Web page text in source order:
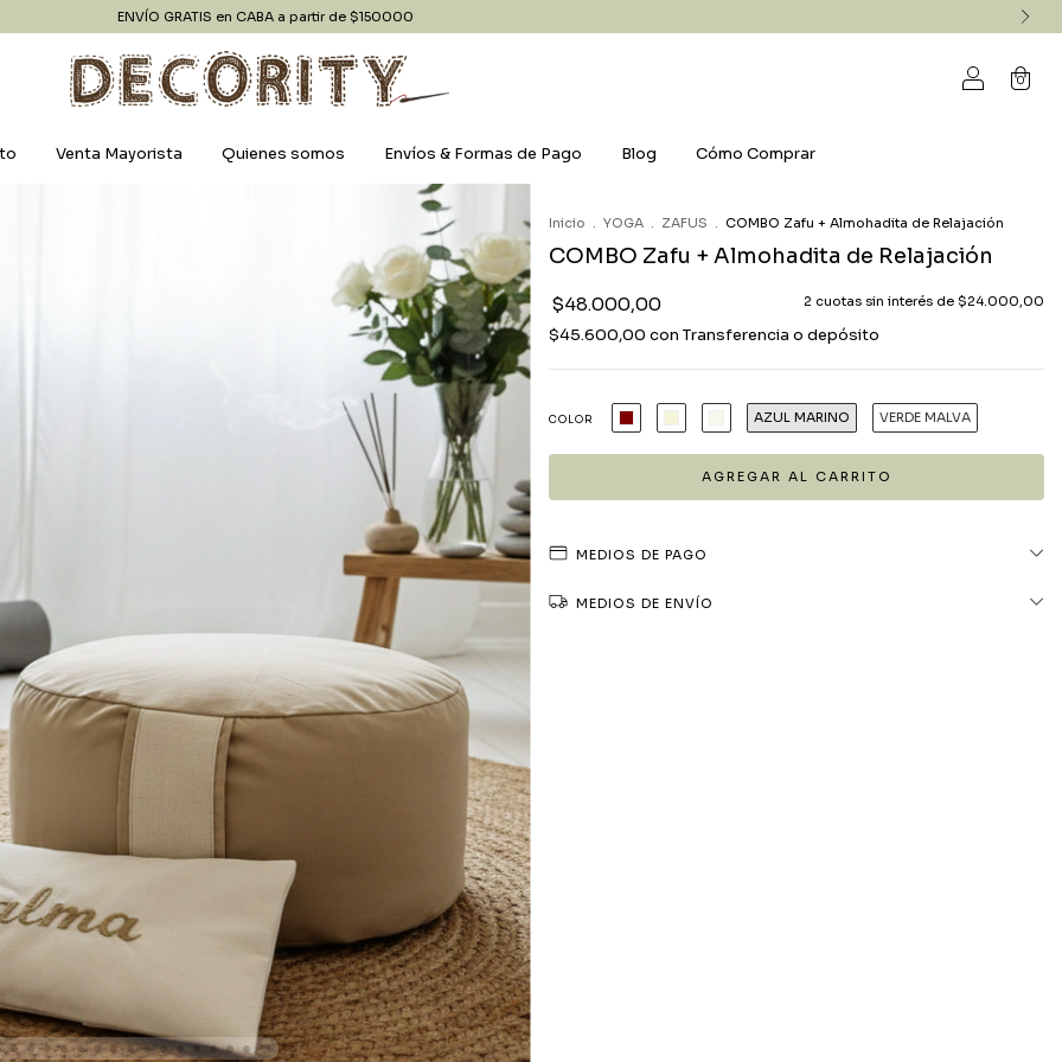
ENVÍO GRATIS en CABA a partir de $150000
0
Venta Mayorista Quienes somos Envíos & Formas de Pago Blog Cómo Comprar
Inicio YOGA ZAFUS COMBO Zafu + Almohadita de Relajación
COMBO Zafu + Almohadita de Relajación
$48.000,00 2 cuotas sin interés de $24.000,00
$45.600,00 con Transferencia o depósito
COLOR AZUL MARINO VERDE MALVA
MEDIOS DE PAGO
MEDIOS DE ENVÍO